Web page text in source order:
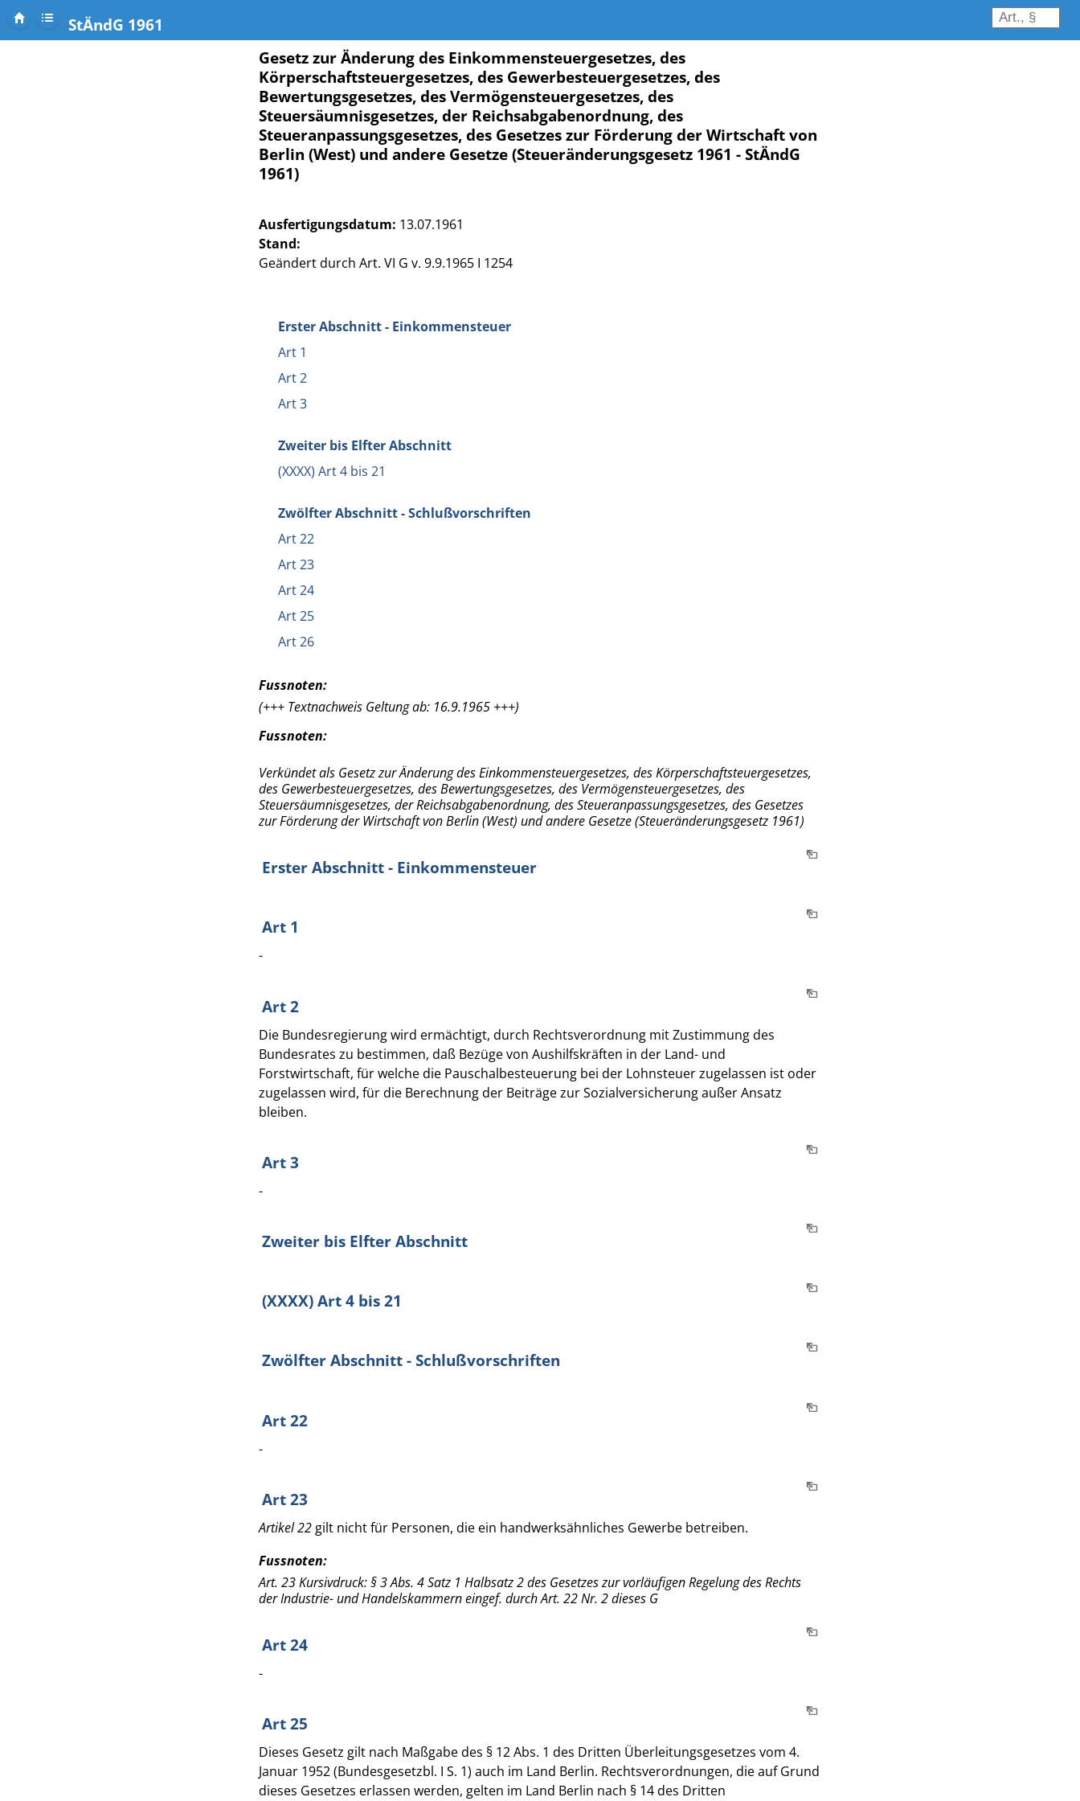
StÄndG 1961
Gesetz zur Änderung des Einkommensteuergesetzes, des
Körperschaftsteuergesetzes, des Gewerbesteuergesetzes, des
Bewertungsgesetzes, des Vermögensteuergesetzes, des
Steuersäumnisgesetzes, der Reichsabgabenordnung, des
Steueranpassungsgesetzes, des Gesetzes zur Förderung der Wirtschaft von
Berlin (West) und andere Gesetze (Steueränderungsgesetz 1961 - StÄndG
1961)
Ausfertigungsdatum: 13.07.1961
Stand:
Geändert durch Art. VI G v. 9.9.1965 I 1254
Erster Abschnitt - Einkommensteuer
Art 1
Art 2
Art 3
Zweiter bis Elfter Abschnitt
(XXXX) Art 4 bis 21
Zwölfter Abschnitt - Schlußvorschriften
Art 22
Art 23
Art 24
Art 25
Art 26
Fussnoten:
(+++ Textnachweis Geltung ab: 16.9.1965 +++)
Fussnoten:
Verkündet als Gesetz zur Änderung des Einkommensteuergesetzes, des Körperschaftsteuergesetzes,
des Gewerbesteuergesetzes, des Bewertungsgesetzes, des Vermögensteuergesetzes, des
Steuersäumnisgesetzes, der Reichsabgabenordnung, des Steueranpassungsgesetzes, des Gesetzes
zur Förderung der Wirtschaft von Berlin (West) und andere Gesetze (Steueränderungsgesetz 1961)
Erster Abschnitt - Einkommensteuer
Art 1
-
Art 2
Die Bundesregierung wird ermächtigt, durch Rechtsverordnung mit Zustimmung des
Bundesrates zu bestimmen, daß Bezüge von Aushilfskräften in der Land- und
Forstwirtschaft, für welche die Pauschalbesteuerung bei der Lohnsteuer zugelassen ist oder
zugelassen wird, für die Berechnung der Beiträge zur Sozialversicherung außer Ansatz
bleiben.
Art 3
-
Zweiter bis Elfter Abschnitt
(XXXX) Art 4 bis 21
Zwölfter Abschnitt - Schlußvorschriften
Art 22
-
Art 23
Artikel 22 gilt nicht für Personen, die ein handwerksähnliches Gewerbe betreiben.
Fussnoten:
Art. 23 Kursivdruck: § 3 Abs. 4 Satz 1 Halbsatz 2 des Gesetzes zur vorläufigen Regelung des Rechts
der Industrie- und Handelskammern eingef. durch Art. 22 Nr. 2 dieses G
Art 24
-
Art 25
Dieses Gesetz gilt nach Maßgabe des § 12 Abs. 1 des Dritten Überleitungsgesetzes vom 4.
Januar 1952 (Bundesgesetzbl. I S. 1) auch im Land Berlin. Rechtsverordnungen, die auf Grund
dieses Gesetzes erlassen werden, gelten im Land Berlin nach § 14 des Dritten